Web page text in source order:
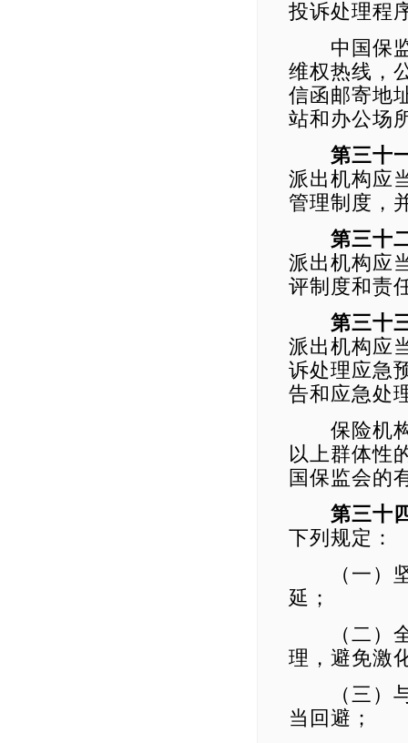
投诉处理程
中国保监
维权热线，
信函邮寄地
站和办公场
第三十
派出机构应
管理制度，
第三十
派出机构应
评制度和责
第三十
派出机构应
诉处理应急
告和应急处
保险机构
以上群体性
国保监会的
第三十
下列规定：
（一）坚
延；
（二）全
理，避免激
（三）与
当回避；